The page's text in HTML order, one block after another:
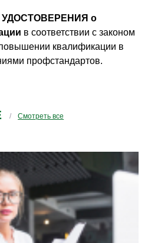
УДОСТОВЕРЕНИЯ о
в соответствии с законом
квалификации в
профстандартов.
Смотреть все